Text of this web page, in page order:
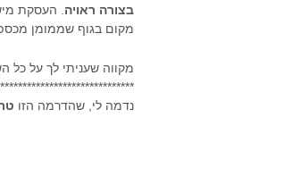
בצורה ראויה. העסקת
מקום בגוף שממומן
מקווה שעניתי לך על כל
נדמה לי, שהדרמה הזו